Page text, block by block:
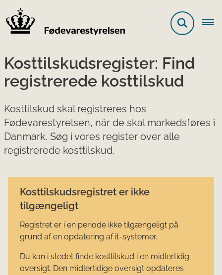
Kosttilskudsregister: Find
registrerede kosttilskud
Kosttilskud skal registreres hos
Fødevarestyrelsen, når de skal markedsføres i
Danmark. Søg i vores register over alle
registrerede kosttilskud.
Kosttilskudsregistret er ikke
tilgængeligt
Registret er i en periode ikke tilgængeligt på
grund af en opdatering af it-systemer.
Du kan i stedet finde kosttilskud i en midlertidig
oversigt. Den midlertidige oversigt opdateres